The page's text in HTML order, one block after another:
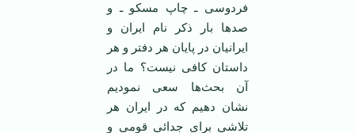
فردوسی ـ چاپ مسکو ـ و
صدها بار ذکر نام ايران و
ايرانيان در پايان هر دفتر و هر
داستان کافی نيست؟ ما در
آن بحث‌ها سعی نموديم
نشان دهيم که در ايران هر
تلاشی برای جدائی قومی و